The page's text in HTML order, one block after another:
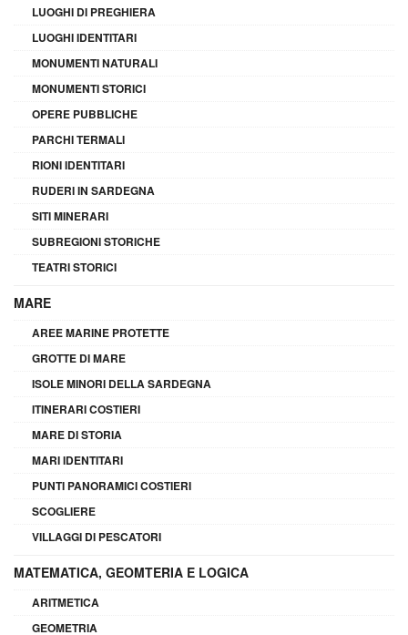
LUOGHI DI PREGHIERA
LUOGHI IDENTITARI
MONUMENTI NATURALI
MONUMENTI STORICI
OPERE PUBBLICHE
PARCHI TERMALI
RIONI IDENTITARI
RUDERI IN SARDEGNA
SITI MINERARI
SUBREGIONI STORICHE
TEATRI STORICI
MARE
AREE MARINE PROTETTE
GROTTE DI MARE
ISOLE MINORI DELLA SARDEGNA
ITINERARI COSTIERI
MARE DI STORIA
MARI IDENTITARI
PUNTI PANORAMICI COSTIERI
SCOGLIERE
VILLAGGI DI PESCATORI
MATEMATICA, GEOMTERIA E LOGICA
ARITMETICA
GEOMETRIA